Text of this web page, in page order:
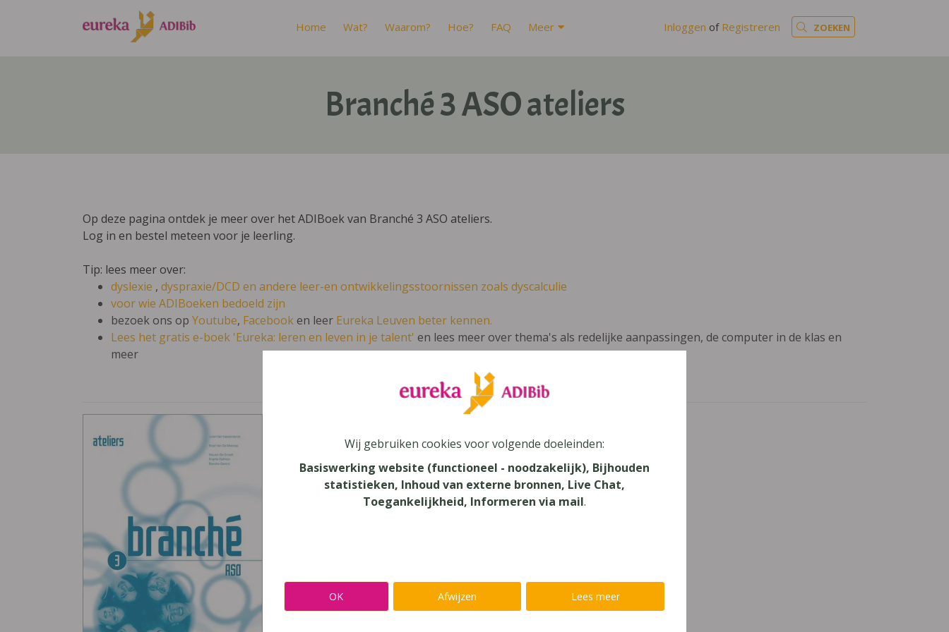
Home Wat? Waarom? Hoe? FAQ Meer Inloggen of Registreren ZOEKEN
Branché 3 ASO ateliers
Op deze pagina ontdek je meer over het ADIBoek van Branché 3 ASO ateliers.
Log in en bestel meteen voor je leerling.
Tip: lees meer over:
dyslexie , dyspraxie/DCD en andere leer-en ontwikkelingsstoornissen zoals dyscalculie
voor wie ADIBoeken bedoeld zijn
bezoek ons op Youtube, Facebooken leer Eureka Leuven beter kennen.
Lees het gratis e-boek 'Eureka: leren en leven in je talent' en lees meer over thema's als redelijke aanpassingen, de computer in de klas en
meer
Frans
Secundair Onderwijs, Secundair Onderwijs - ASO
Uitgeverij
Wij gebruiken cookies voor volgende doeleinden:
Basiswerking website (functioneel - noodzakelijk), Bijhouden
statistieken, Inhoud van externe bronnen, Live Chat,
Toegankelijkheid, Informeren via mail.
OK Afwijzen Lees meer